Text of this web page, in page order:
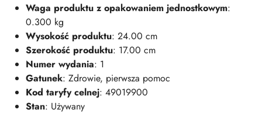
Waga produktu z opakowaniem jednostkowym:
0.300 kg
Wysokość produktu: 24.00 cm
Szerokość produktu: 17.00 cm
Numer wydania: 1
Gatunek: Zdrowie, pierwsza pomoc
Kod taryfy celnej: 49019900
Stan: Używany